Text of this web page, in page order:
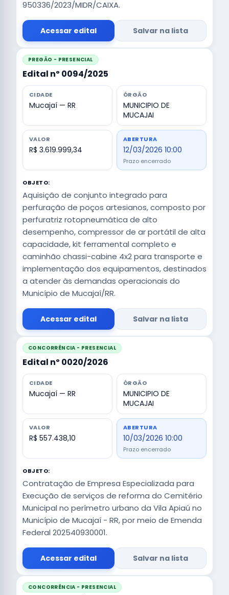
950336/2023/MIDR/CAIXA.
Acessar edital Salvar na lista
PREGÃO - PRESENCIAL
Edital nº 0094/2025
CIDADE
Mucajaí — RR
ÓRGÃO
MUNICIPIO DE
MUCAJAI
VALOR
R$ 3.619.999,34
ABERTURA
12/03/2026 10:00
Prazo encerrado
OBJETO:
Aquisição de conjunto integrado para
perfuração de poços artesianos, composto por
perfuratriz rotopneumática de alto
desempenho, compressor de ar portátil de alta
capacidade, kit ferramental completo e
caminhão chassi-cabine 4x2 para transporte e
implementação dos equipamentos, destinados
a atender às demandas operacionais do
Município de Mucajaí/RR.
Acessar edital Salvar na lista
CONCORRÊNCIA - PRESENCIAL
Edital nº 0020/2026
CIDADE
Mucajaí — RR
ÓRGÃO
MUNICIPIO DE
MUCAJAI
VALOR
R$ 557.438,10
ABERTURA
10/03/2026 10:00
Prazo encerrado
OBJETO:
Contratação de Empresa Especializada para
Execução de serviços de reforma do Cemitério
Municipal no perímetro urbano da Vila Apiaú no
Município de Mucajaí - RR, por meio de Emenda
Federal 202540930001.
Acessar edital Salvar na lista
CONCORRÊNCIA - PRESENCIAL